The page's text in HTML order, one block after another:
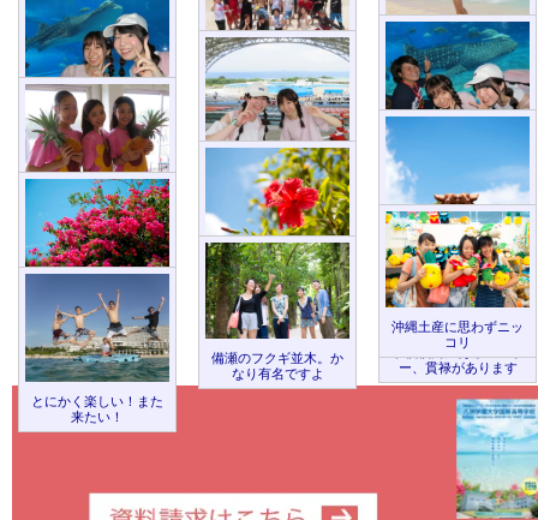
地平線まで見えますよ
ー
子供でなくても、テン
ション上がります
大自然に囲まれて、み
んな仲良し
世界初＆世界一に出逢
える沖縄美ら海水族館
に、びっくりしますよ
ところ変わってオキち
ゃん劇場かわいいイル
カが待ってます
立派なパイナップルに
女子もご満悦
学校校門にあるシーサ
ー、貫禄があります
南国といえば…ハイビ
スカス
ブーゲンビリアも綺麗
ですよー
沖縄土産に思わずニッ
コリ
備瀬のフクギ並木。か
なり有名ですよ
とにかく楽しい！また
来たい！